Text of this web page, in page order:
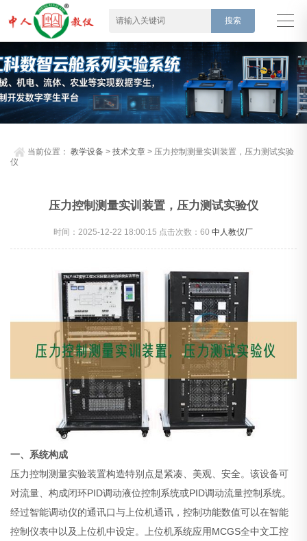
当前位置：教学设备 >技术文章 > 压力控制测量实训装置，压力测试实验
仪
压力控制测量实训装置，压力测试实验仪
时间：2025-12-22 18:00:15 点击次数：60中人教仪厂
一、系统构成
压力控制测量实验装置构造特别点是紧凑、美观、安全。该设备可
对流量、构成闭环PID调动液位控制系统或PID调动流量控制系统。
经过智能调动仪的通讯口与上位机通讯，控制功能数值可以在智能
控制仪表中以及上位机中设定。上位机系统应用MCGS全中文工控